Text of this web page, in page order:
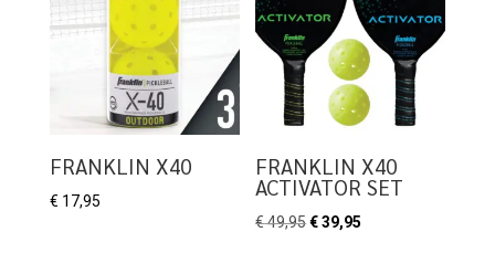
FRANKLIN X40
€ 17,95
FRANKLIN X40
ACTIVATOR SET
€49,95Oorspronkelijke
€39,95